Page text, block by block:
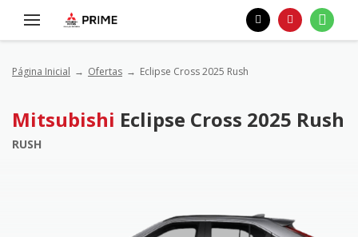
Página Inicial Ofertas Eclipse Cross 2025 Rush
Mitsubishi Eclipse Cross 2025 Rush
RUSH